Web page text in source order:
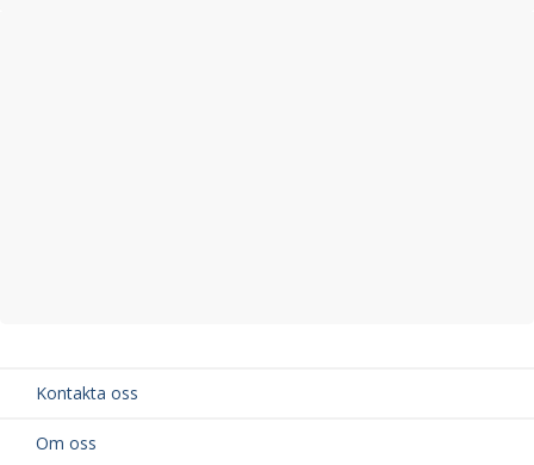
Kontakta oss
Om oss